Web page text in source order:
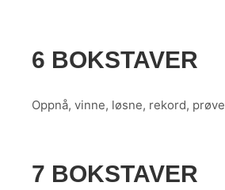
6 BOKSTAVER
Oppnå, vinne, løsne, rekord, prøve
7 BOKSTAVER